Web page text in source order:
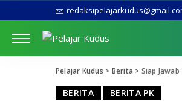
Pelajar Kudus > Berita > Siap
BERITA BERITA PK